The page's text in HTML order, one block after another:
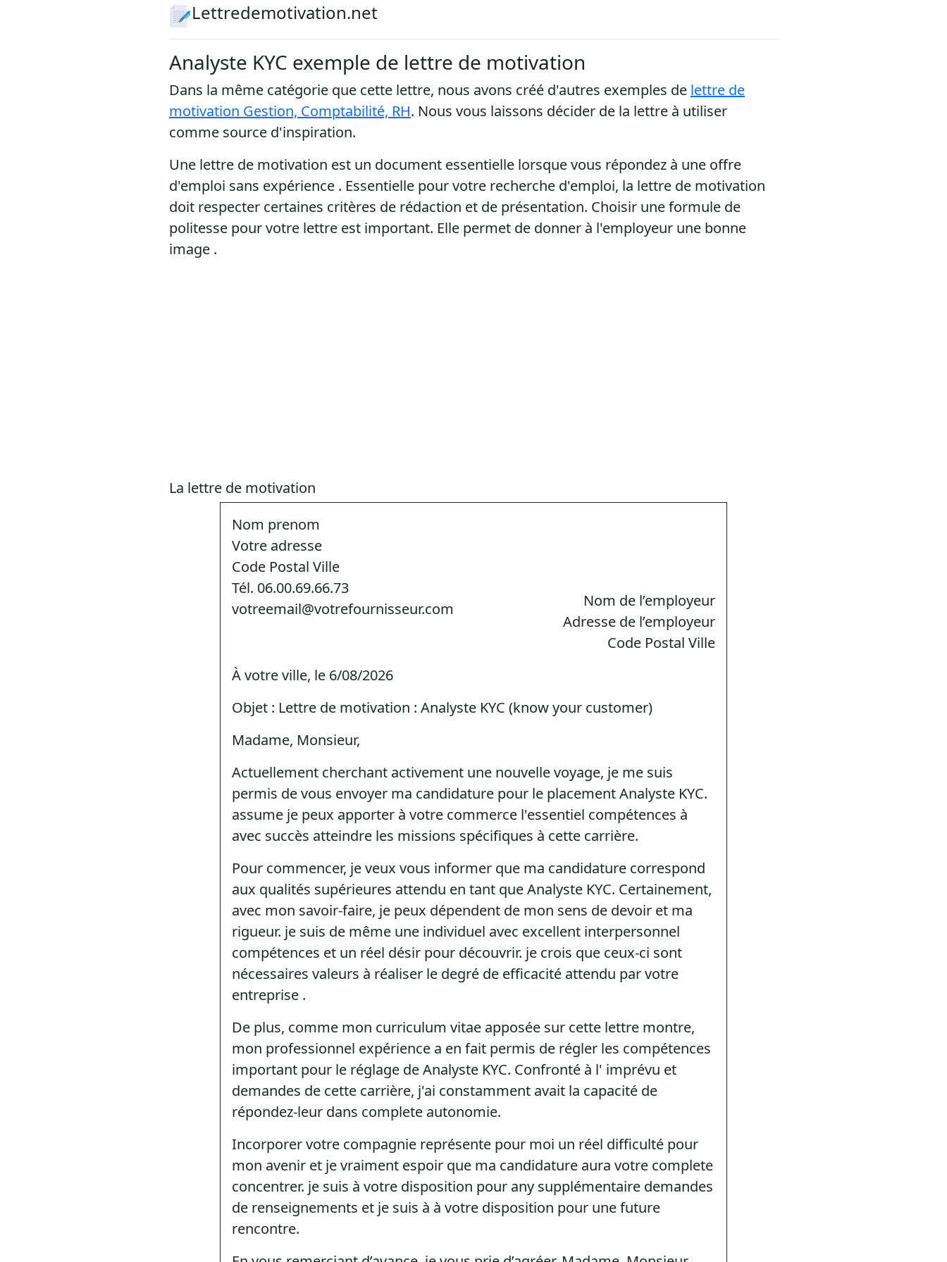
Lettredemotivation.net
Analyste KYC exemple de lettre de motivation
Dans la même catégorie que cette lettre, nous avons créé d'autres exemples de lettre de
motivation Gestion, Comptabilité, RH. Nous vous laissons décider de la lettre à utiliser
comme source d'inspiration.
Une lettre de motivation est un document essentielle lorsque vous répondez à une offre
d'emploi sans expérience . Essentielle pour votre recherche d'emploi, la lettre de motivation
doit respecter certaines critères de rédaction et de présentation. Choisir une formule de
politesse pour votre lettre est important. Elle permet de donner à l'employeur une bonne
image .
La lettre de motivation
Nom prenom
Votre adresse
Code Postal Ville
Tél. 06.00.69.66.73
votreemail@votrefournisseur.com
Nom de l’employeur
Adresse de l’employeur
Code Postal Ville
À votre ville, le 6/08/2026
Objet : Lettre de motivation : Analyste KYC (know your customer)
Madame, Monsieur,
Actuellement cherchant activement une nouvelle voyage, je me suis
permis de vous envoyer ma candidature pour le placement Analyste KYC.
assume je peux apporter à votre commerce l'essentiel compétences à
avec succès atteindre les missions spécifiques à cette carrière.
Pour commencer, je veux vous informer que ma candidature correspond
aux qualités supérieures attendu en tant que Analyste KYC. Certainement,
avec mon savoir-faire, je peux dépendent de mon sens de devoir et ma
rigueur. je suis de même une individuel avec excellent interpersonnel
compétences et un réel désir pour découvrir. je crois que ceux-ci sont
nécessaires valeurs à réaliser le degré de efficacité attendu par votre
entreprise .
De plus, comme mon curriculum vitae apposée sur cette lettre montre,
mon professionnel expérience a en fait permis de régler les compétences
important pour le réglage de Analyste KYC. Confronté à l' imprévu et
demandes de cette carrière, j'ai constamment avait la capacité de
répondez-leur dans complete autonomie.
Incorporer votre compagnie représente pour moi un réel difficulté pour
mon avenir et je vraiment espoir que ma candidature aura votre complete
concentrer. je suis à votre disposition pour any supplémentaire demandes
de renseignements et je suis à à votre disposition pour une future
rencontre.